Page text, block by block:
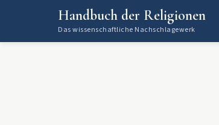
Handbuch der Religionen
Das wissenschaftliche Nachschlagewerk